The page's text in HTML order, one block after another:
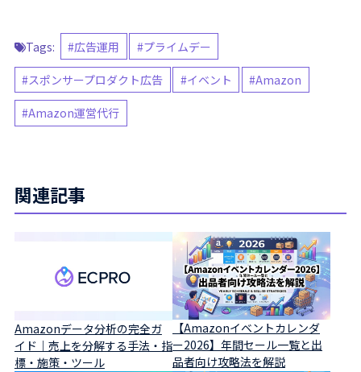
Tags: 広告運用 プライムデー
スポンサープロダクト広告 イベント Amazon
Amazon運営代行
関連記事
Amazonデータ分析の完全ガ
イド｜売上を分解する手法・指
標・施策・ツール
【Amazonイベントカレンダ
ー2026】年間セール一覧と出
品者向け攻略法を解説